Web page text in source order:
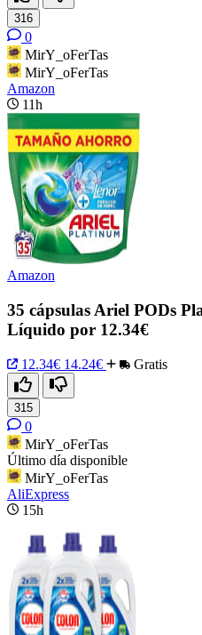
316
0
MirY_oFerTas
MirY_oFerTas
Amazon
11h
Amazon
35 cápsulas Ariel PODs
Líquido por 12.34€
12.34€ 14.24€ Gratis
315
0
MirY_oFerTas
Último día disponible
MirY_oFerTas
AliExpress
15h